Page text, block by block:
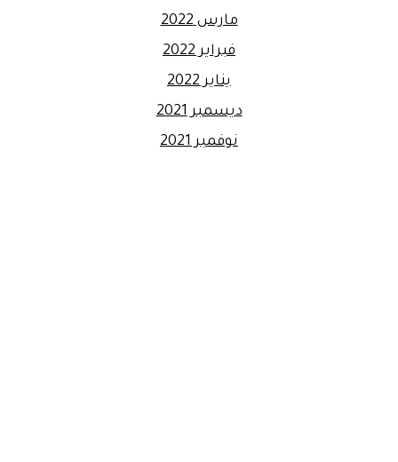
مارس 2022
فبراير 2022
يناير 2022
ديسمبر 2021
نوفمبر 2021